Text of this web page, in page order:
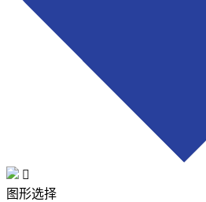

图形选择